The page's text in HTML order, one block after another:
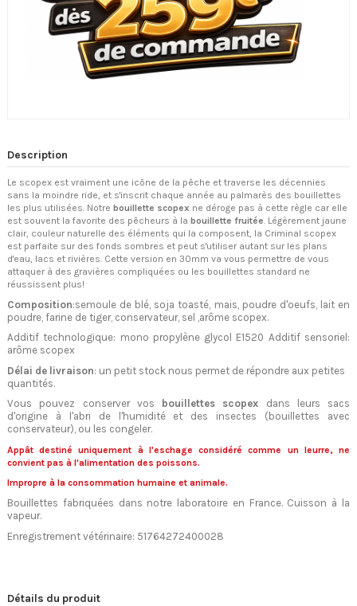
Description
Le scopex est vraiment une icône de la pêche et traverse les décennies
sans la moindre ride, et s'inscrit chaque année au palmarès des bouillettes
les plus utilisées. Notre bouillette scopex ne déroge pas à cette règle car elle
est souvent la favorite des pêcheurs à la bouillette fruitée. Légèrement jaune
clair, couleur naturelle des éléments qui la composent, la Criminal scopex
est parfaite sur des fonds sombres et peut s'utiliser autant sur les plans
d'eau, lacs et rivières. Cette version en 30mm va vous permettre de vous
attaquer à des gravières compliquées ou les bouillettes standard ne
réussissent plus!
Composition:semoule de blé, soja toasté, mais, poudre d'oeufs, lait en
poudre, farine de tiger, conservateur, sel ,arôme scopex.
Additif technologique: mono propylène glycol E1520 Additif sensoriel:
arôme scopex
Délai de livraison: un petit stock nous permet de répondre aux petites
quantités.
Vous pouvez conserver vos
bouillettes scopex dans leurs sacs
d'origine à l'abri de l'humidité et des insectes (bouillettes avec
conservateur), ou les congeler.
Appât destiné uniquement à l'eschage considéré comme un leurre, ne
convient pas à l'alimentation des poissons.
Impropre à la consommation humaine et animale.
Bouillettes fabriquées dans notre laboratoire en France. Cuisson à la
vapeur.
Enregistrement vétérinaire: 51764272400028
Détails du produit